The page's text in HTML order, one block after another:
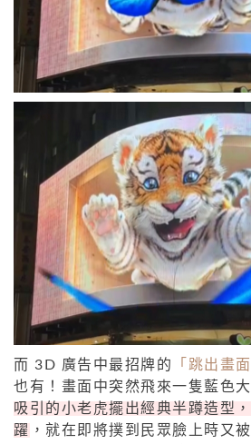
而 3D 廣告中最招牌的 「跳出畫
也有！畫面中突然飛來一隻藍色大
吸引的小老虎擺出經典半蹲造型
躍 ，就在即將撲到民眾臉上時又